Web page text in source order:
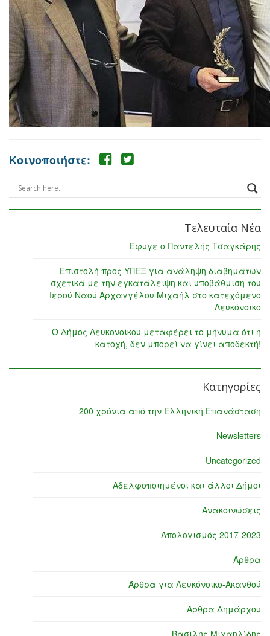
Κοινοποιήστε:
Τελευταία Νέα
Έφυγε ο Παντελής Τσαγκάρης
Επιστολή προς ΥΠΕΞ για ανάληψη διαβημάτων
σχετικά με την εγκατάλειψη και υποβάθμιση του
Ιερού Ναού Αρχαγγέλου Μιχαήλ στο κατεχόμενο
Λευκόνοικο
Ο Δήμος Λευκονοίκου μεταφέρει το μήνυμα ότι η
κατοχή, δεν μπορεί να γίνει αποδεκτή!
Κατηγορίες
200 χρόνια από την Ελληνική Επανάσταση
Newsletters
Uncategorized
Αδελφοποιημένοι και άλλοι Δήμοι
Ανακοινώσεις
Απολογισμός 2017-2023
Άρθρα
Άρθρα για Λευκόνοικο-Ακανθού
Άρθρα Δημάρχου
Βασίλης Μιχαηλίδης